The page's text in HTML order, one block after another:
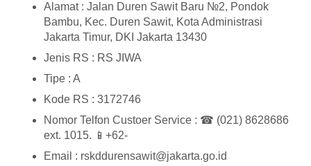
Alamat : Jalan Duren Sawit Baru №2, Pondok
Bambu, Kec. Duren Sawit, Kota Administrasi
Jakarta Timur, DKI Jakarta 13430
Jenis RS : RS JIWA
Tipe : A
Kode RS : 3172746
Nomor Telfon Custoer Service : ☎ (021) 8628686
ext. 1015. 📱+62-
Email : rskddurensawit@jakarta.go.id